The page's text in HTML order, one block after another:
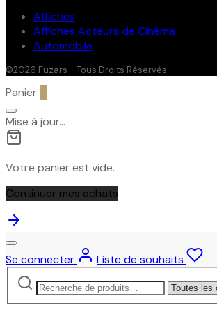
Affiches
Affiches Acteurs de Cinéma
Automobile
©2026 Fuzars - Tous Droits Réservés
Panier
Mise à jour…
Votre panier est vide.
Continuer mes achats
Se connecter
Liste de souhaits
Recherche
pour :
Narrow
by
category: